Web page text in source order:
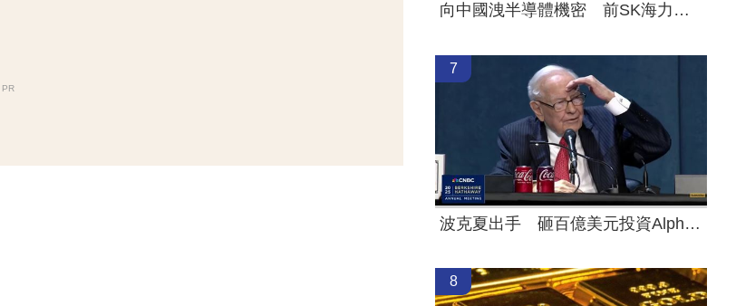
PR
向中國洩半導體機密 前SK海力士員工慘了
7
波克夏出手 砸百億美元投資Alphabet
8